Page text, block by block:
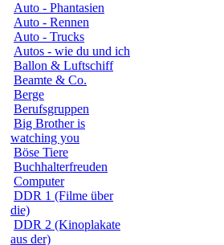
Auto - Phantasien
Auto - Rennen
Auto - Trucks
Autos - wie du und ich
Ballon & Luftschiff
Beamte & Co.
Berge
Berufsgruppen
Big Brother is
watching you
Böse Tiere
Buchhalterfreuden
Computer
DDR 1 (Filme über
die)
DDR 2 (Kinoplakate
aus der)